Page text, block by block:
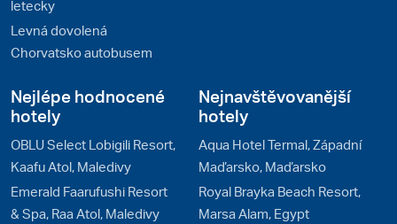
letecky
Levná dovolená
Chorvatsko autobusem
Nejlépe hodnocené
hotely
OBLU Select Lobigili Resort,
Kaafu Atol, Maledivy
Emerald Faarufushi Resort
& Spa, Raa Atol, Maledivy
Nejnavštěvovanější
hotely
Aqua Hotel Termal, Západní
Maďarsko, Maďarsko
Royal Brayka Beach Resort,
Marsa Alam, Egypt